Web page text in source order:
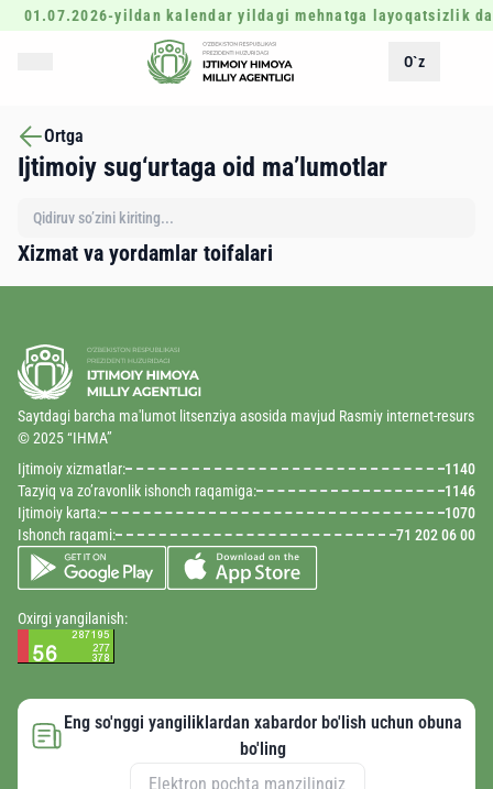
01.07.2026-yildan kalendar yildagi mehnatga layoqatsizlik
O`z
Ortga
Ijtimoiy sug‘urtaga oid ma’lumotlar
Xizmat va yordamlar toifalari
Saytdagi barcha ma'lumot litsenziya asosida mavjud Rasmiy internet-resurs
© 2025 “IHMA”
Ijtimoiy xizmatlar:
1140
Tazyiq va zo’ravonlik ishonch raqamiga:
1146
Ijtimoiy karta:
1070
Ishonch raqami:
71 202 06 00
Oxirgi yangilanish:
Eng so'nggi yangiliklardan xabardor bo'lish uchun obuna
bo'ling